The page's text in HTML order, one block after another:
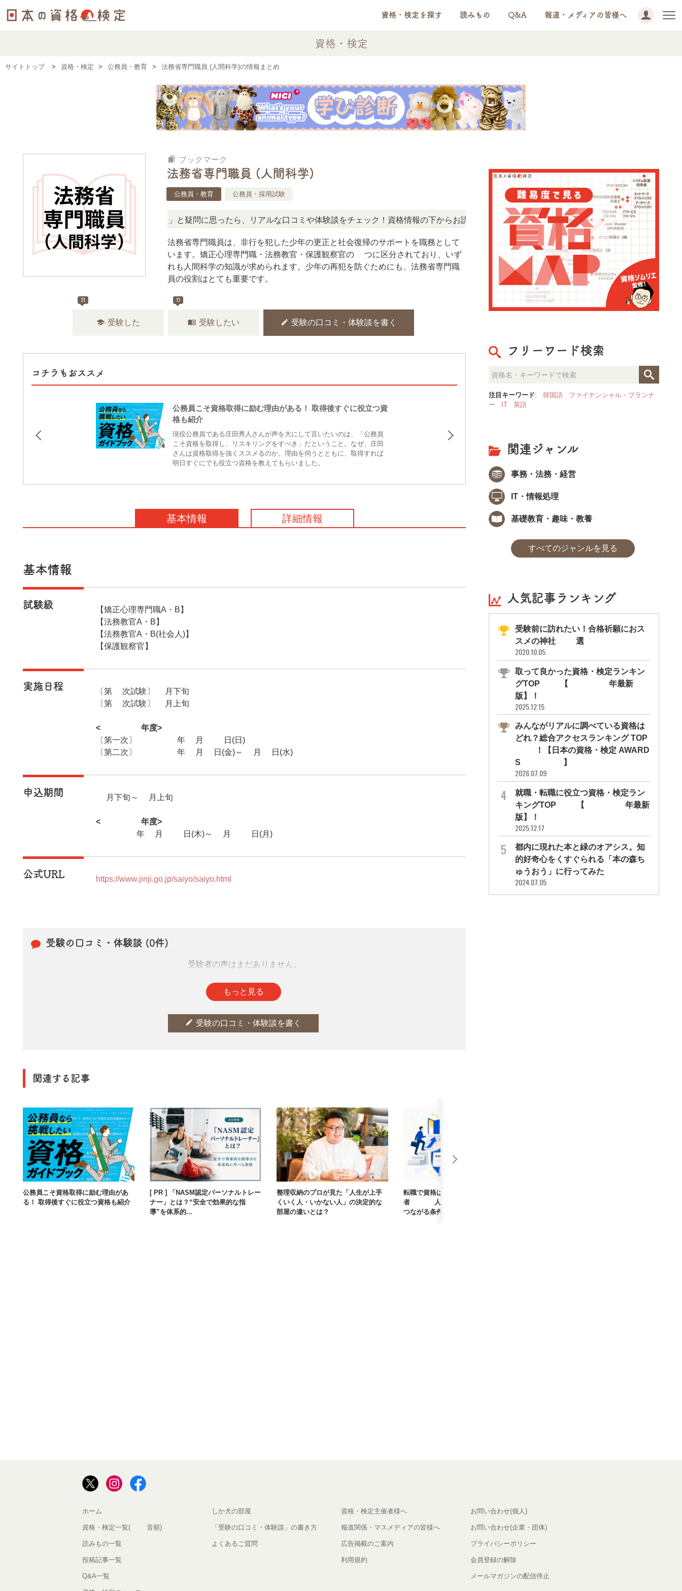
資格・検定を探す 読みもの Q&A 報道・メディアの皆様へ
資格・検定
サイトトップ 資格・検定 公務員・教育 法務省専門職員 (人間科学)の情報まとめ
bookmarks ブックマーク
法務省専門職員 (人間科学)
公務員・教育 公務員・採用試験
この検定、難しい？」「どんな試験？」と疑問に思ったら、リアルな口コミや体験談をチェック！資格情報の下からお読みいただけます。 NEWS! 「この検定、難しい？」「どんな試
法務省専門職員は、非行を犯した少年の更正と社会復帰のサポートを職務として
います。矯正心理専門職・法務教官・保護観察官の3つに区分されており、いず
れも人間科学の知識が求められます。少年の再犯を防ぐためにも、法務省専門職
員の役割はとても重要です。
21
school 受験した
11
menu_book 受験したい edit 受験の口コミ・体験談を書く
コチラもおススメ
公務員こそ資格取得に励む理由がある！ 取得後すぐに役立つ資
格も紹介
現役公務員である庄田秀人さんが声を大にして言いたいのは、「公務員
こそ資格を取得し、リスキリングをすべき」だということ。なぜ、庄田
さんは資格取得を強くススメるのか。理由を伺うとともに、取得すれば
明日すぐにでも役立つ資格を教えてもらいました。
基本情報 詳細情報
基本情報
試験級
【矯正心理専門職A・B】
【法務教官A・B】
【法務教官A・B(社会人)】
【保護観察官】
実施日程
〔第1次試験〕5月下旬
〔第2次試験〕7月上旬
<2026年度>
〔第一次〕2026年5月24日(日)
〔第二次〕2026年7月3日(金)～7月8日(水)
申込期間 3月下旬～4月上旬
<2026年度>
2026年2月19日(木)～3月23日(月)
公式URL https://www.jinji.go.jp/saiyo/saiyo.html
受験の口コミ・体験談 (0件)
受験者の声はまだありません。
もっと見る
edit 受験の口コミ・体験談を書く
関連する記事
公務員こそ資格取得に励む理由があ
る！ 取得後すぐに役立つ資格も紹介
[ PR ] 「NASM認定パーソナルトレー
ナー」とは？“安全で効果的な指
導”を体系的...
整理収納のプロが見た「人生が上手
くいく人・いかない人」の決定的な
部屋の違いとは？
転職で資格は武器になる？採用担当
者405人に聞いた、資格が評価に
つながる条件【まなびイ...
フリーワード検索
注目キーワード: 韓国語
ファイナンシャル・プランナ
ー
IT 英語
関連ジャンル
事務・法務・経営
IT・情報処理
基礎教育・趣味・教養
すべてのジャンルを見る
人気記事ランキング
受験前に訪れたい！合格祈願におス
スメの神社11選
2020.10.05
取って良かった資格・検定ランキン
グTOP10【2026年最新
版】！
2025.12.15
みんながリアルに調べている資格は
どれ？総合アクセスランキング TOP
10！【日本の資格・検定 AWARD
S 2026】
2026.07.09
就職・転職に役立つ資格・検定ラン
キングTOP30【2026年最新
版】！
2025.12.17
都内に現れた本と緑のオアシス。知
的好奇心をくすぐられる「本の森ち
ゅうおう」に行ってみた
2024.07.05
ホーム
資格・検定一覧(50音順)
読みもの一覧
投稿記事一覧
Q&A一覧
しか犬の部屋
「受験の口コミ・体験談」の書き方
よくあるご質問
資格・検定主催者様へ
報道関係・マスメディアの皆様へ
広告掲載のご案内
利用規約
お問い合わせ(個人)
お問い合わせ(企業・団体)
プライバシーポリシー
会員登録の解除
メールマガジンの配信停止